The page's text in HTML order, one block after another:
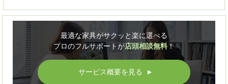
最適な家具がサクッと楽に選べる
プロのフルサポートが店頭相談無料！
サービス概要を見る ▲